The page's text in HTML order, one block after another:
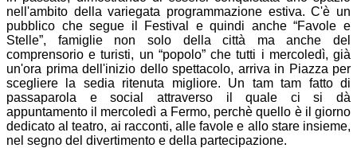
nell'ambito della variegata programmazione estiva. C'è un
pubblico che segue il Festival e quindi anche “Favole e
Stelle”, famiglie non solo della città ma anche del
comprensorio e turisti, un “popolo” che tutti i mercoledì, già
un'ora prima dell'inizio dello spettacolo, arriva in Piazza per
scegliere la sedia ritenuta migliore. Un tam tam fatto di
passaparola e social attraverso il quale ci si dà
appuntamento il mercoledì a Fermo, perchè quello è il giorno
dedicato al teatro, ai racconti, alle favole e allo stare insieme,
nel segno del divertimento e della partecipazione.